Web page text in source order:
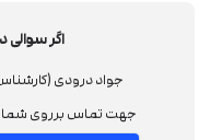
دارای اتودرین(تخلیه اتومات)
اگر سوالی
جواد درودی
جهت تماس برروی